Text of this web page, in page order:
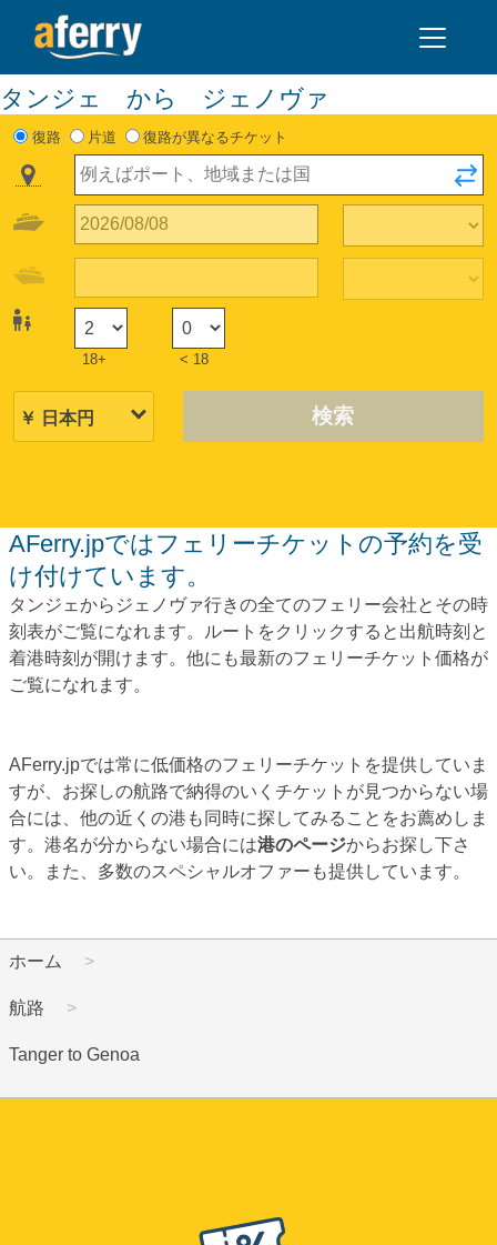
タンジェ から ジェノヴァ
復路 片道 復路が異なるチケット
18+ < 18
検索
AFerry.jpではフェリーチケットの予約を受
け付けています。
タンジェからジェノヴァ行きの全てのフェリー会社とその時
刻表がご覧になれます。ルートをクリックすると出航時刻と
着港時刻が開けます。他にも最新のフェリーチケット価格が
ご覧になれます。
AFerry.jpでは常に低価格のフェリーチケットを提供していま
すが、お探しの航路で納得のいくチケットが見つからない場
合には、他の近くの港も同時に探してみることをお薦めしま
す。港名が分からない場合には港のページからお探し下さ
い。また、多数のスペシャルオファーも提供しています。
ホーム
航路
Tanger to Genoa